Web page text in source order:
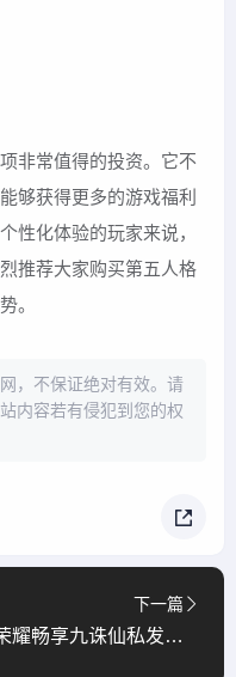
非常值得的投资。它不
够获得更多的游戏福利
性化体验的玩家来说，
推荐大家购买第五人格
。
，不保证绝对有效。请
内容若有侵犯到您的权
下一篇
荣耀畅享九诛仙私发网怎么样